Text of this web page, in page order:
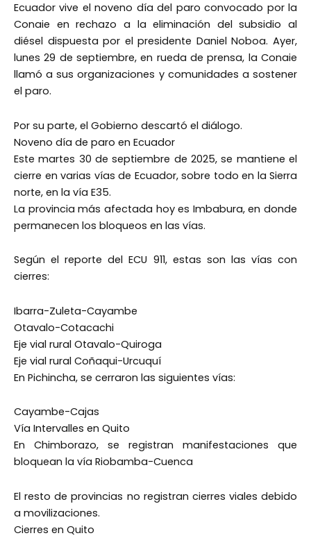
Ecuador vive el noveno día del paro convocado por la
Conaie en rechazo a la eliminación del subsidio al
diésel dispuesta por el presidente Daniel Noboa. Ayer,
lunes 29 de septiembre, en rueda de prensa, la Conaie
llamó a sus organizaciones y comunidades a sostener
el paro.
Por su parte, el Gobierno descartó el diálogo.
Noveno día de paro en Ecuador
Este martes 30 de septiembre de 2025, se mantiene el
cierre en varias vías de Ecuador, sobre todo en la Sierra
norte, en la vía E35.
La provincia más afectada hoy es Imbabura, en donde
permanecen los bloqueos en las vías.
Según el reporte del ECU 911, estas son las vías con
cierres:
Ibarra-Zuleta-Cayambe
Otavalo-Cotacachi
Eje vial rural Otavalo-Quiroga
Eje vial rural Coñaqui-Urcuquí
En Pichincha, se cerraron las siguientes vías:
Cayambe-Cajas
Vía Intervalles en Quito
En Chimborazo, se registran manifestaciones que
bloquean la vía Riobamba-Cuenca
El resto de provincias no registran cierres viales debido
a movilizaciones.
Cierres en Quito